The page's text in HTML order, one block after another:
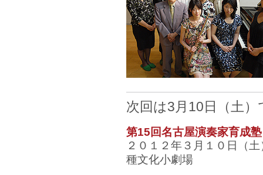
次回は3月10日（土）
第15回名古屋演奏家育成
２０１２年３月１０日（
種文化小劇場